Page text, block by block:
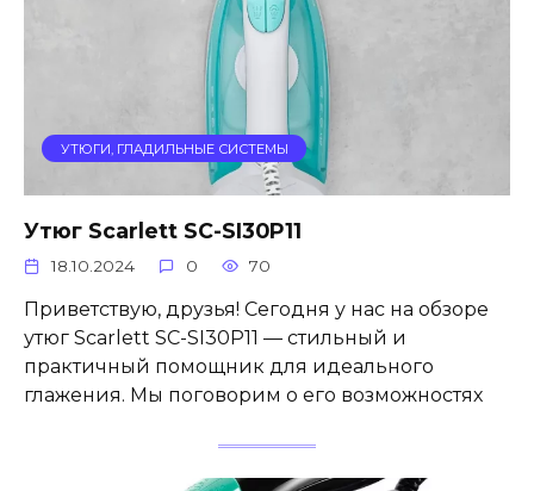
УТЮГИ, ГЛАДИЛЬНЫЕ СИСТЕМЫ
Утюг Scarlett SC-SI30P11
18.10.2024 0 70
Приветствую, друзья! Сегодня у нас на обзоре
утюг Scarlett SC-SI30P11 — стильный и
практичный помощник для идеального
глажения. Мы поговорим о его возможностях